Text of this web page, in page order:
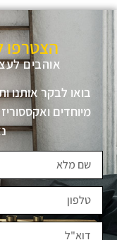
הצטרפו
אוהבים
בואו לבקר אותנו
מיוחדים